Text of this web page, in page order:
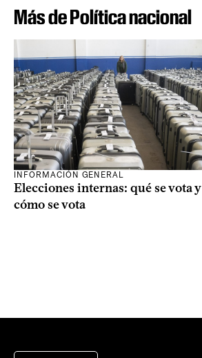
Más de Política nacional
INFORMACIÓN GENERAL
Elecciones internas: qué se vota y
cómo se vota